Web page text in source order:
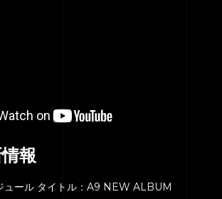
報
ュール タイトル：A9 NEW ALBUM